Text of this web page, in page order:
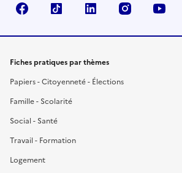
FacebookTikTok LinkedIn Instagram
Fiches pratiques par thèmes
Papiers - Citoyenneté - Élections
Famille - Scolarité
Social - Santé
Travail - Formation
Logement